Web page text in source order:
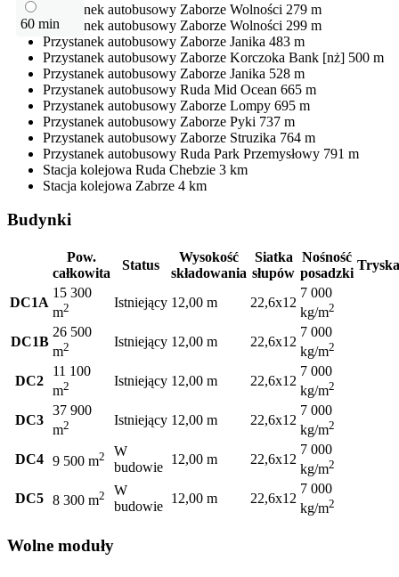
60 min
Przystanek autobusowy Zaborze Wolności 279 m
Przystanek autobusowy Zaborze Wolności 299 m
Przystanek autobusowy Zaborze Janika 483 m
Przystanek autobusowy Zaborze Korczoka Bank [nż] 500 m
Przystanek autobusowy Zaborze Janika 528 m
Przystanek autobusowy Ruda Mid Ocean 665 m
Przystanek autobusowy Zaborze Lompy 695 m
Przystanek autobusowy Zaborze Pyki 737 m
Przystanek autobusowy Zaborze Struzika 764 m
Przystanek autobusowy Ruda Park Przemysłowy 791 m
Stacja kolejowa Ruda Chebzie 3 km
Stacja kolejowa Zabrze 4 km
Budynki
Pow.
całkowita
Status
Wysokość
składowania
Siatka
słupów
Nośność
posadzki
DC1A
15 300
m2 Istniejący 12,00 m 22,6x12
7 000
kg/m2
DC1B
26 500
m2 Istniejący 12,00 m 22,6x12
7 000
kg/m2
DC2
11 100
m2 Istniejący 12,00 m 22,6x12
7 000
kg/m2
DC3
37 900
m2 Istniejący 12,00 m 22,6x12
7 000
kg/m2
DC4 9 500 m2
W
budowie
12,00 m 22,6x12
7 000
kg/m2
DC5 8 300 m2
W
budowie
12,00 m 22,6x12
7 000
kg/m2
Wolne moduły